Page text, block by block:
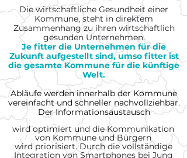
Die wirtschaftliche Gesundheit einer
Kommune, steht in direktem
Zusammenhang zu ihren wirtschaftlich
gesunden Unternehmen.
Je fitter die Unternehmen für die
Zukunft aufgestelltsind, umso fitter ist
die gesamte Kommune für die künftige
Welt.
Abläufe werden innerhalb derKommune
vereinfacht und schneller nachvollziehbar.
Der Informationsaustausch
wird optimiert und die Kommunikation
von Kommune und Bürgern
wird priorisiert. Durch die vollständige
Integration von Smartphones bei Jung